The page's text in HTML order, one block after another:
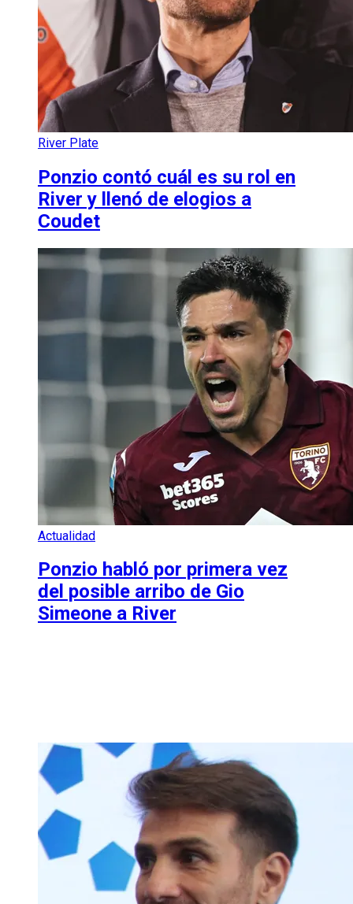
River Plate
Ponzio contó cuál es su rol en
River y llenó de elogios a
Coudet
Actualidad
Ponzio habló por primera vez
del posible arribo de Gio
Simeone a River